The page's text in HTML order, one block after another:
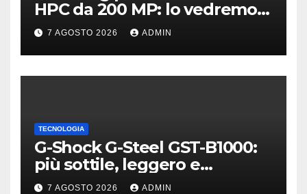
HPC da 200 MP: lo vedremo
sui Galaxy S27?
7 AGOSTO 2026 ADMIN
TECNOLOGIA
G-Shock G-Steel GST-B1000:
più sottile, leggero e
connesso
7 AGOSTO 2026 ADMIN